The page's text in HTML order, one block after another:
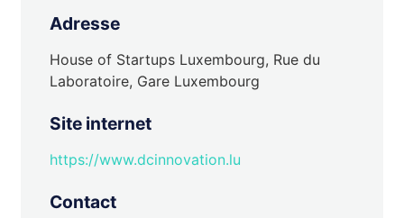
Adresse
House of Startups Luxembourg, Rue du
Laboratoire, Gare Luxembourg
Site internet
https://www.dcinnovation.lu
Contact